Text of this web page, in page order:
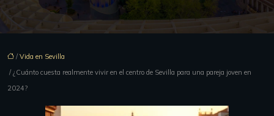
/Vida en Sevilla
/ ¿Cuánto cuesta realmente vivir en el centro de Sevilla para una pareja joven en
2024?